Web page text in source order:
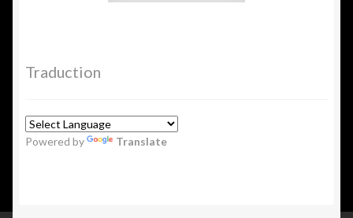
Traduction
Powered by Translate